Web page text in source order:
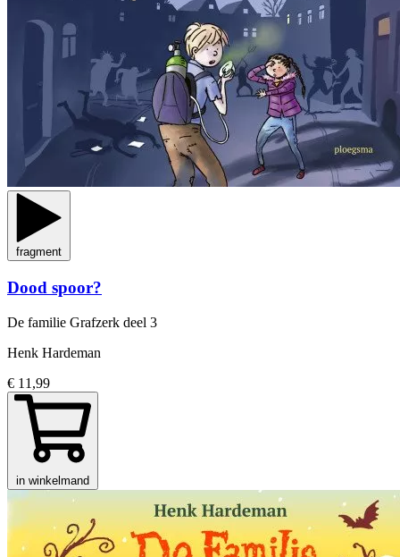
fragment
Dood spoor?
De familie Grafzerk deel 3
Henk Hardeman
€ 11,99
in winkelmand